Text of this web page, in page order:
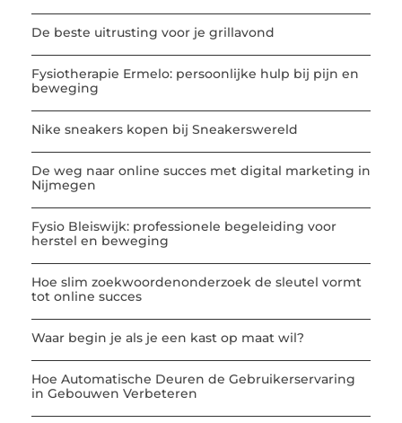
De beste uitrusting voor je grillavond
Fysiotherapie Ermelo: persoonlijke hulp bij pijn en
beweging
Nike sneakers kopen bij Sneakerswereld
De weg naar online succes met digital marketing in
Nijmegen
Fysio Bleiswijk: professionele begeleiding voor
herstel en beweging
Hoe slim zoekwoordenonderzoek de sleutel vormt
tot online succes
Waar begin je als je een kast op maat wil?
Hoe Automatische Deuren de Gebruikerservaring
in Gebouwen Verbeteren